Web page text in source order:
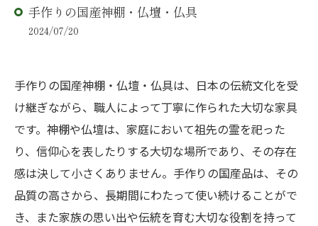
手作りの国産神棚・仏壇・仏具
2024/07/20
手作りの国産神棚・仏壇・仏具は、日本の伝統文化を受
け継ぎながら、職人によって丁寧に作られた大切な家具
です。神棚や仏壇は、家庭において祖先の霊を祀った
り、信仰心を表したりする大切な場所であり、その存在
感は決して小さくありません。手作りの国産品は、その
品質の高さから、長期間にわたって使い続けることがで
き、また家族の思い出や伝統を育む大切な役割を持って